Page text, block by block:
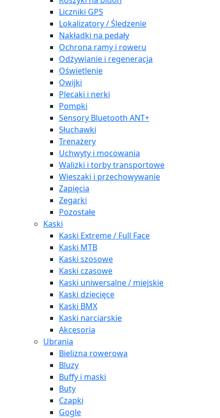
Liczniki GPS
Lokalizatory / Śledzenie
Nakładki na pedały
Ochrona ramy i roweru
Odżywianie i regeneracja
Oświetlenie
Owijki
Plecaki i nerki
Pompki
Sensory Bluetooth ANT+
Słuchawki
Trenażery
Uchwyty i mocowania
Walizki i torby transportowe
Wieszaki i przechowywanie
Zapięcia
Zegarki
Pozostałe
Kaski
Kaski Extreme / Full Face
Kaski MTB
Kaski szosowe
Kaski czasowe
Kaski uniwersalne / miejskie
Kaski dziecięce
Kaski BMX
Kaski narciarskie
Akcesoria
Ubrania
Bielizna rowerowa
Bluzy
Buffy i maski
Buty
Czapki
Gogle